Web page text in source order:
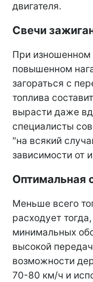
двигателя.
Свечи
При изношенном
повышенном
загораться с
топлива
вырасти даже
специалисты
"на всякий
зависимости от
Оптимальная
Меньше всего
расходует
минимальных
высокой
возможности
70-80 км/ч и